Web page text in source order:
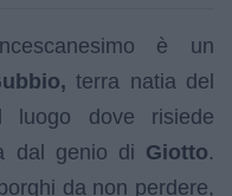
è un
terra natia del
luogo dove risiede
dal genio di Giotto.
da non perdere,